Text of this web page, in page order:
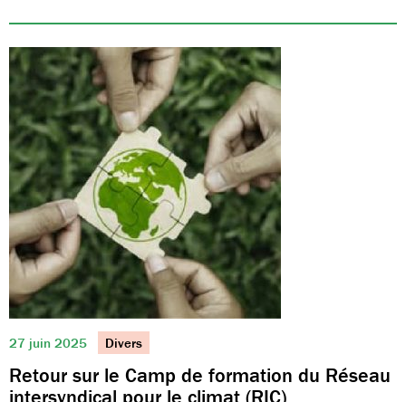
27 juin 2025 Divers
Retour sur le Camp de formation du Réseau
intersyndical pour le climat (RIC)